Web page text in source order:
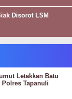
Disorot LSM
Letakkan Batu
Polres Tapanuli